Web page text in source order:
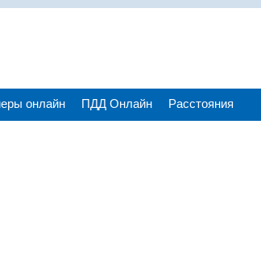
онлайн ПДД Онлайн Расстояния